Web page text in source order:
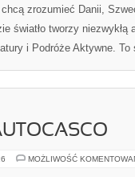
zrozumieć Danii,
światło tworzy
i Podróże Aktywne.
MOŻLIWOŚĆ